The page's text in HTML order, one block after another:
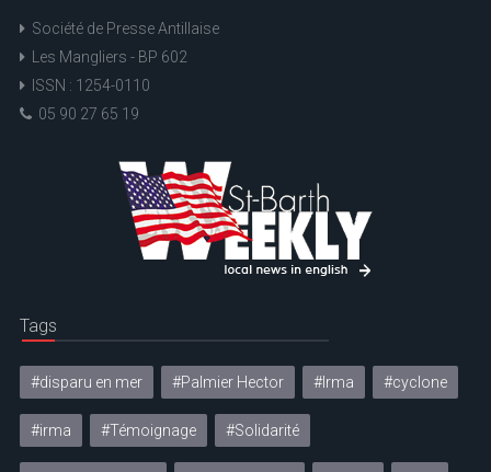
Société de Presse Antillaise
Les Mangliers - BP 602
ISSN : 1254-0110
05 90 27 65 19
Tags
#disparu en mer #Palmier Hector #Irma #cyclone
#irma #Témoignage #Solidarité